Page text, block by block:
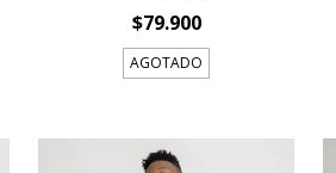
$79.900
AGOTADO